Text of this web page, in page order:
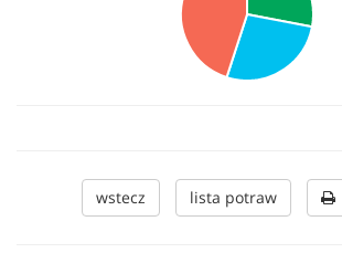
wstecz lista potraw